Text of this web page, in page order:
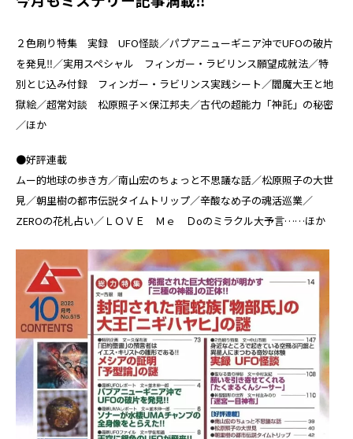
２色刷り特集 実録 UFO怪談／パプアニューギニア沖でUFOの破片
を発見‼／実用スペシャル フィンガー・ラビリンス願望成就法／特
別とじ込み付録 フィンガー・ラビリンス実践シート／閻魔大王と地
獄絵／超常対談 松原照子×保江邦夫／古代の超能力「神託」の秘密
／ほか
●好評連載
ムー的地球の歩き方／南山宏のちょっと不思議な話／松原照子の大世
見／朝里樹の都市伝説タイムトリップ／辛酸なめ子の魂活巡業／
ZEROの花札占い／ＬＯＶＥ Ｍｅ Ｄoのミラクル大予言……ほか